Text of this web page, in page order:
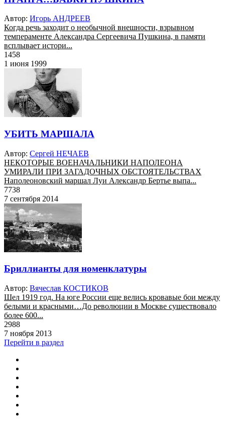
Автор: Игорь АНДРЕЕВ
Когда речь заходит о необычной внешности, взрывном
темпераменте Александра Сергеевича Пушкина, в памяти
всплывает истори...
1458
1 июня 1999
УБИТЬ МАРШАЛА
Автор: Сергей НЕЧАЕВ
НЕКОТОРЫЕ ВОЕНАЧАЛЬНИКИ НАПОЛЕОНА
УМИРАЛИ ПРИ ЗАГАДОЧНЫХ ОБСТОЯТЕЛЬСТВАХ
Наполеоновский маршал Луи Александр Бертье выпа...
7738
7 сентября 2014
Бриллианты для номенклатуры
Автор: Вячеслав КОСТИКОВ
Шел 1919 год. На юге России еще велись кровавые бои между
белыми и красными…До революции в Москве существовало
более 600...
2988
7 ноября 2013
Перейти в раздел